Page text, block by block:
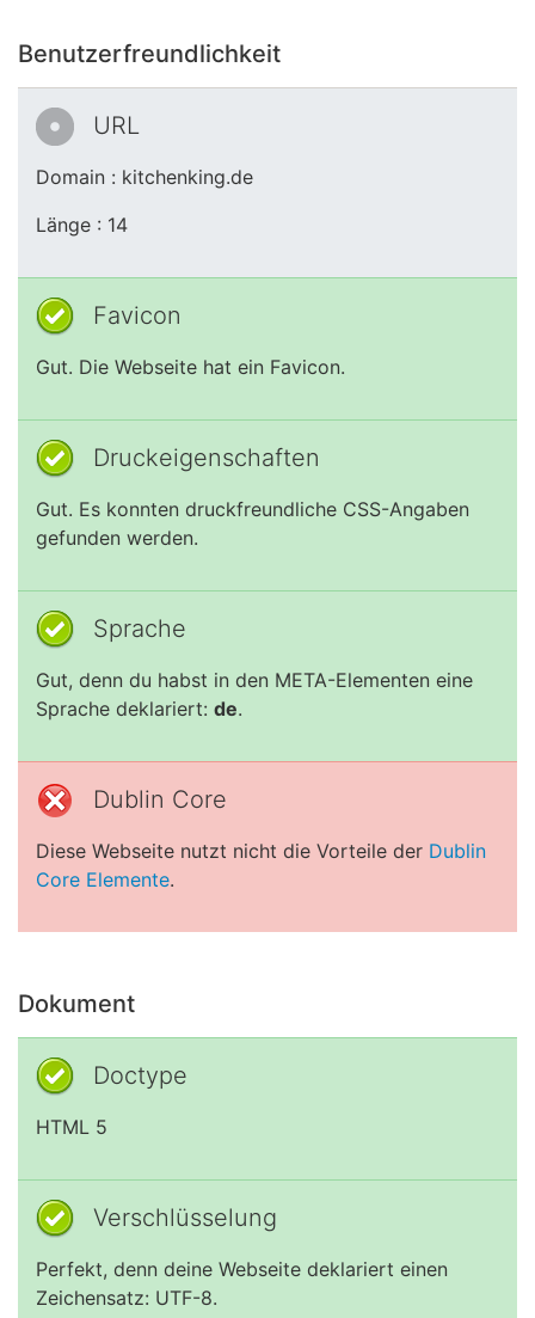
Benutzerfreundlichkeit
URL
Domain : kitchenking.de
Länge : 14
Favicon
Gut. Die Webseite hat ein Favicon.
Druckeigenschaften
Gut. Es konnten druckfreundliche CSS-Angaben
gefunden werden.
Sprache
Gut, denn du habst in den META-Elementen eine
Sprache deklariert: de.
Dublin Core
Diese Webseite nutzt nicht die Vorteile der Dublin
Core Elemente.
Dokument
Doctype
HTML 5
Verschlüsselung
Perfekt, denn deine Webseite deklariert einen
Zeichensatz: UTF-8.